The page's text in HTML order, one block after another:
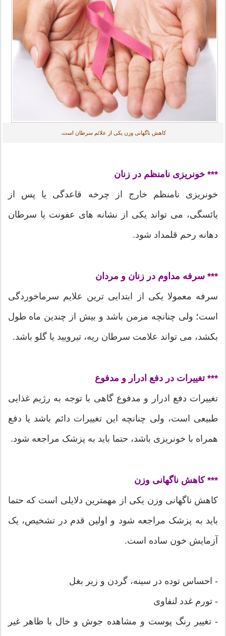
کاهش ناگهانی وزن یکی از علائم سرطان است.
*** خونریزی نامنظم در زنان
خونریزی نامنظم خارج از چرخه قاعدگی یا پس از
یائسگی، می تواند یکی از نشانه های عفونت یا سرطان
دهانه رحم قلمداد شود.
*** سرفه مداوم در زنان و مردان
سرفه معمولا یکی از ابتدایی ترین علایم سرماخوردگی
است؛ ولی چنانچه مزمن باشد و بیش از چندین ماه طول
بکشد، می تواند علامت سرطان ریه، تیرویید یا گلو باشد.
*** تغییرات در دفع ادرار و مدفوع
تغییرات دفع ادرار و مدفوع گاهی با توجه به رژیم غذایی
طبیعی است، ولی چنانچه این تغییرات دائم باشد یا دفع
همراه با خونریزی باشد، حتما باید به پزشک مراجعه شود.
*** کاهش ناگهانی وزن
کاهش ناگهانی وزن یکی از مهمترین دلایلی است که حتما
باید به پزشک مراجعه شود و اولین قدم در تشخیص، یک
آزمایش خون ساده است.
- احساس توده در سینه، گردن و زیر بغل
- تورم غدد لنفاوی
- تغییر رنگ پوست و مشاهده جوش و خال با ظاهر غیر